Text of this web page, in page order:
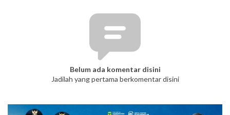
Belum ada komentar disini
Jadilah yang pertama berkomentar disini